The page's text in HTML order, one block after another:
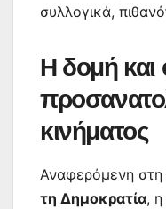
συλλογικά,
Η δομή και
κινήματος
Αναφερόμενη στη
τη Δημοκρατία, η